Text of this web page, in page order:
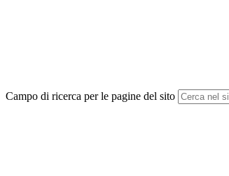
Campo di ricerca per le pagine del sito